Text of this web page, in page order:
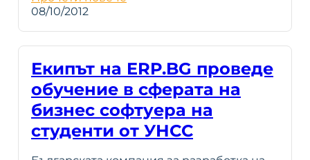
08/10/2012
Екипът на ERP.BG проведе
обучение в сферата на
бизнес софтуера на
студенти от УНСС